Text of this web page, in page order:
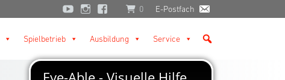
0 E-Postfach
Spielbetrieb Ausbildung Service